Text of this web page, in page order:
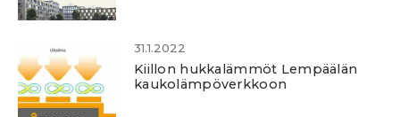
31.1.2022
Kiillon hukkalämmöt Lempäälän
kaukolämpöverkkoon